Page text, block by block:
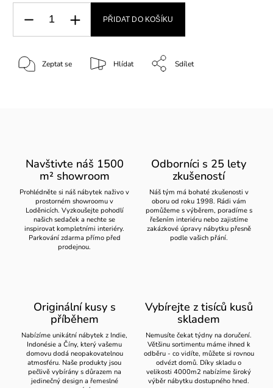
PŘIDAT DO KOŠÍKU
Zeptat se Hlídat Sdílet
Navštivte náš 1500
m² showroom
Prohlédněte si náš nábytek naživo v
prostorném showroomu v
Loděnicích. Vyzkoušejte pohodlí
našich sedaček a nechte se
inspirovat kompletními interiéry.
Parkování zdarma přímo před
prodejnou.
Odborníci s 25 lety
zkušeností
Náš tým má bohaté zkušenosti v
oboru od roku 1998. Rádi vám
pomůžeme s výběrem, poradíme s
řešením interiéru nebo zajistíme
zakázkové úpravy nábytku přesně
podle vašich přání.
Originální kusy s
příběhem
Nabízíme unikátní nábytek z Indie,
Indonésie a Číny, který vašemu
domovu dodá neopakovatelnou
atmosféru. Naše produkty jsou
pečlivě vybírány s důrazem na
jedinečný design a řemeslné
Vybírejte z tisíců kusů
skladem
Nemusíte čekat týdny na doručení.
Většinu sortimentu máme ihned k
odběru - co vidíte, můžete si rovnou
odvézt domů. Díky skladu o
velikosti 4000m2 nabízíme široký
výběr nábytku dostupného hned.